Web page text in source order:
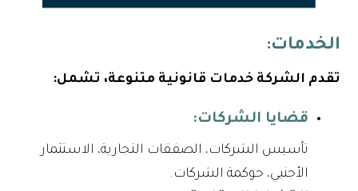
الخدمات:
تقدم الشركة خدمات قانونية متنوعة، تشمل:
قضايا الشركات:
تأسيس الشركات، الصفقات التجارية، الاستثمار
الأجنبي، حوكمة الشركات.